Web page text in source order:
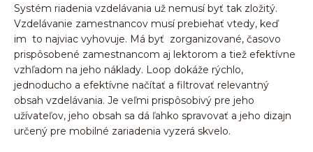
Systém riadenia vzdelávania už nemusí byť tak zložitý.
Vzdelávanie zamestnancov musí prebiehať vtedy, keď
im to najviac vyhovuje. Má byť zorganizované, časovo
prispôsobené zamestnancom aj lektorom a tiež efektívne
vzhľadom na jeho náklady. Loop dokáže rýchlo,
jednoducho a efektívne načítať a filtrovať relevantný
obsah vzdelávania. Je veľmi prispôsobivý pre jeho
užívateľov, jeho obsah sa dá ľahko spravovať a jeho dizajn
určený pre mobilné zariadenia vyzerá skvelo.